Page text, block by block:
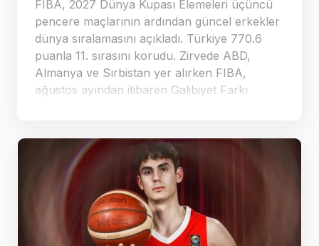
FIBA, 2027 Dünya Kupası Elemeleri üçüncü
pencere maçlarının ardından güncel erkekler
dünya sıralamasını açıkladı. Türkiye 770.6
puanla 11. sırasını korudu. Zirvede ABD,
Almanya ve Sırbistan yer alırken FIBA,
ağustos ayından itibaren Galibiyet Farkı